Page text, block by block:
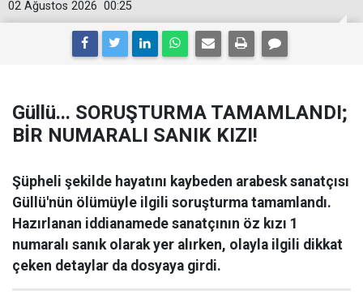
00:25
02 Ağustos 2026
Güllü... SORUŞTURMA TAMAMLANDI;
BİR NUMARALI SANIK KIZI!
Şüpheli şekilde hayatını kaybeden arabesk sanatçısı
Güllü'nün ölümüyle ilgili soruşturma tamamlandı.
Hazırlanan iddianamede sanatçının öz kızı 1
numaralı sanık olarak yer alırken, olayla ilgili dikkat
çeken detaylar da dosyaya girdi.